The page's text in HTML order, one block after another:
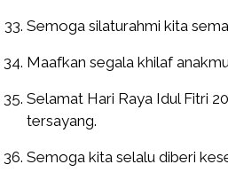
Semoga silaturahmi kita
Maafkan segala khilaf
Selamat Hari Raya Idul Fitri
tersayang.
Semoga kita selalu diberi